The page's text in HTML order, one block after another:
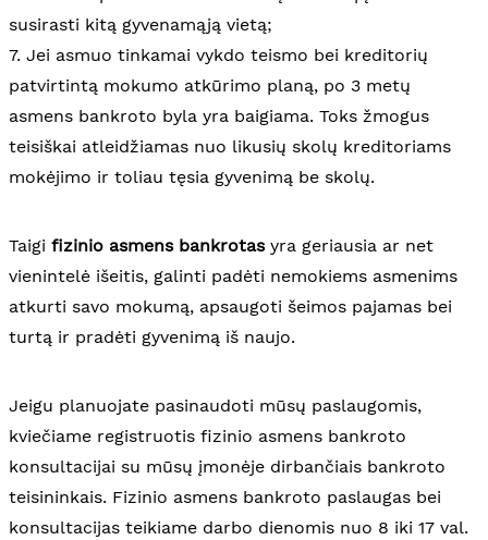
susirasti kitą gyvenamąją vietą;
7. Jei asmuo tinkamai vykdo teismo bei kreditorių
patvirtintą mokumo atkūrimo planą, po 3 metų
asmens bankroto byla yra baigiama. Toks žmogus
teisiškai atleidžiamas nuo likusių skolų kreditoriams
mokėjimo ir toliau tęsia gyvenimą be skolų.
Taigi fizinio asmens bankrotasyra geriausia ar net
vienintelė išeitis, galinti padėti nemokiems asmenims
atkurti savo mokumą, apsaugoti šeimos pajamas bei
turtą ir pradėti gyvenimą iš naujo.
Jeigu planuojate pasinaudoti mūsų paslaugomis,
kviečiame registruotis fizinio asmens bankroto
konsultacijai su mūsų įmonėje dirbančiais bankroto
teisininkais. Fizinio asmens bankroto paslaugas bei
konsultacijas teikiame darbo dienomis nuo 8 iki 17 val.